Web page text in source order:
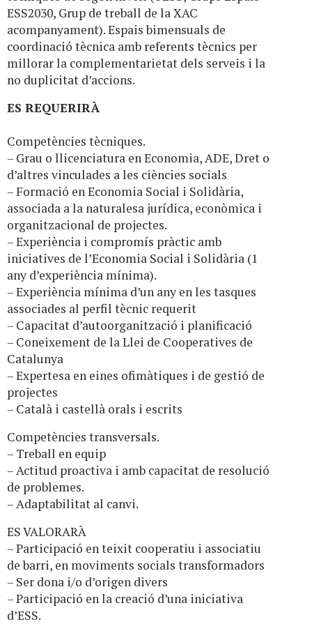
ESS2030, Grup de treball de la XAC
acompanyament). Espais bimensuals de
coordinació tècnica amb referents tècnics per
millorar la complementarietat dels serveis i la
no duplicitat d’accions.
ES REQUERIRÀ
Competències tècniques.
– Grau o llicenciatura en Economia, ADE, Dret o
d’altres vinculades a les ciències socials
– Formació en Economia Social i Solidària,
associada a la naturalesa jurídica, econòmica i
organitzacional de projectes.
– Experiència i compromís pràctic amb
iniciatives de l’Economia Social i Solidària (1
any d’experiència mínima).
– Experiència mínima d’un any en les tasques
associades al perfil tècnic requerit
– Capacitat d’autoorganització i planificació
– Coneixement de la Llei de Cooperatives de
Catalunya
– Expertesa en eines ofimàtiques i de gestió de
projectes
– Català i castellà orals i escrits
Competències transversals.
– Treball en equip
– Actitud proactiva i amb capacitat de resolució
de problemes.
– Adaptabilitat al canvi.
ES VALORARÀ
– Participació en teixit cooperatiu i associatiu
de barri, en moviments socials transformadors
– Ser dona i/o d’origen divers
– Participació en la creació d’una iniciativa
d’ESS.